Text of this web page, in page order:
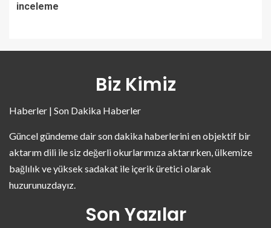
inceleme
Biz Kimiz
Haberler | Son Dakika Haberler
Güncel gündeme dair son dakika haberlerini en objektif bir
aktarım dili ile siz değerli okurlarımıza aktarırken, ülkemize
bağlılık ve yüksek sadakat ile içerik üretici olarak
huzurunuzdayız.
Son Yazılar